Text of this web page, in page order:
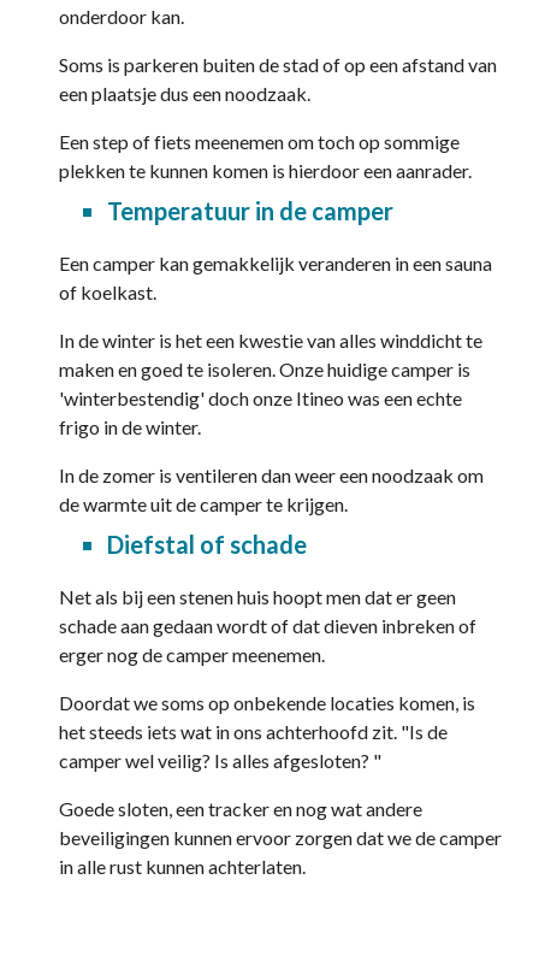
onderdoor kan.
Soms is parkeren buiten de stad of op een afstand van
een plaatsje dus een noodzaak.
Een step of fiets meenemen om toch op sommige
plekken te kunnen komen is hierdoor een aanrader.
Temperatuur in de camper
Een camper kan gemakkelijk veranderen in een sauna
of koelkast.
In de winter is het een kwestie van alles winddicht te
maken en goed te isoleren. Onze huidige camper is
'winterbestendig' doch onze Itineo was een echte
frigo in de winter.
In de zomer is ventileren dan weer een noodzaak om
de warmte uit de camper te krijgen.
Diefstal of schade
Net als bij een stenen huis hoopt men dat er geen
schade aan gedaan wordt of dat dieven inbreken of
erger nog de camper meenemen.
Doordat we soms op onbekende locaties komen, is
het steeds iets wat in ons achterhoofd zit. "Is de
camper wel veilig? Is alles afgesloten? "
Goede sloten, een tracker en nog wat andere
beveiligingen kunnen ervoor zorgen dat we de camper
in alle rust kunnen achterlaten.